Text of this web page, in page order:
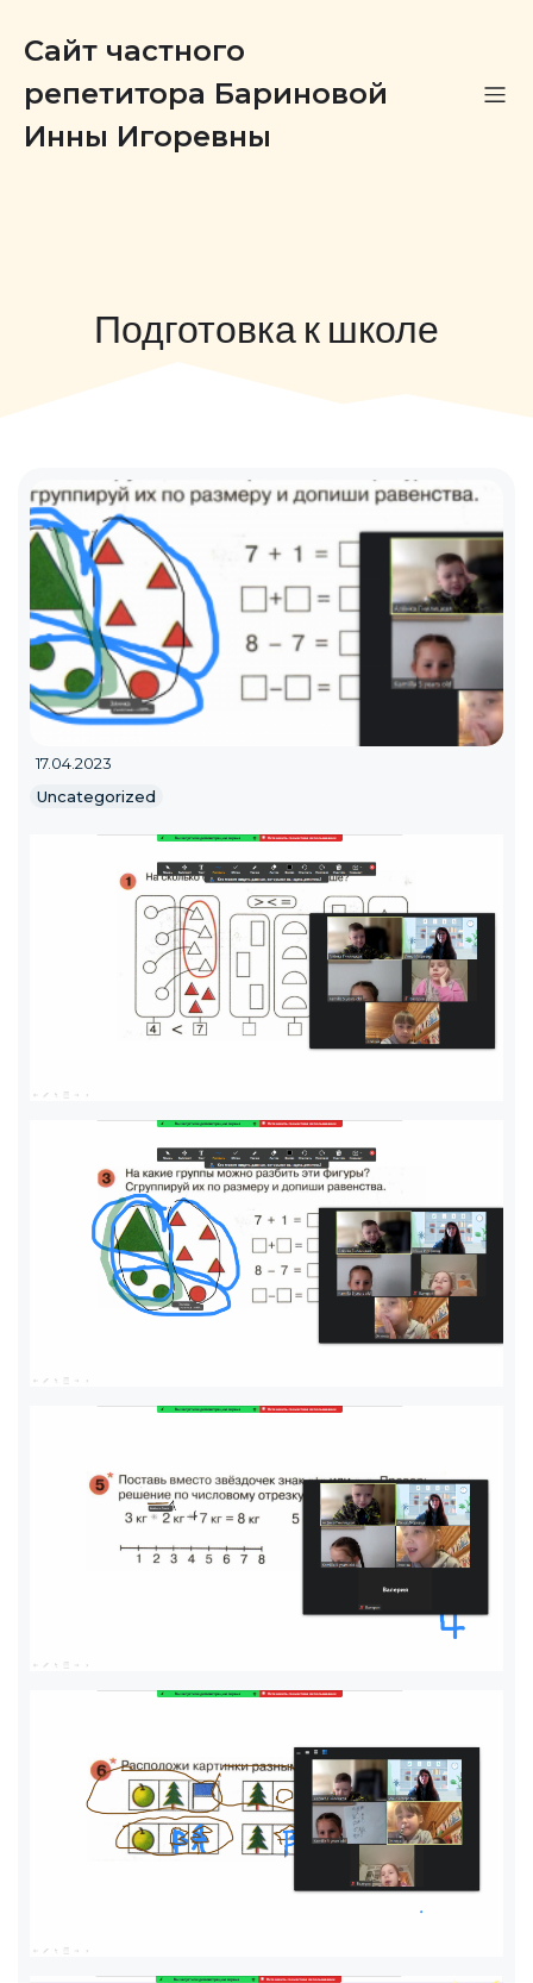
Сайт частного
репетитора Бариновой
Инны Игоревны
Подготовка к школе
17.04.2023
Uncategorized